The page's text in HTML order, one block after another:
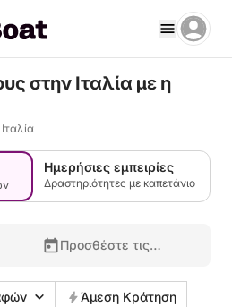
στην Ιταλία με η
Ιταλία
Ημερήσιες εμπειρίες
Δραστηριότητες με καπετάνιο
Προσθέστε τις
Άμεση Κράτηση